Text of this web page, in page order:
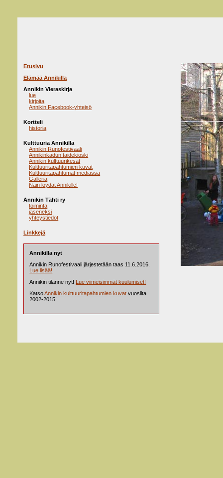
Etusivu
Elämää Annikilla
Annikin Vieraskirja
lue
kirjoita
Annikin Facebook-yhteisö
Kortteli
historia
Kulttuuria Annikilla
Annikin Runofestivaali
Annikinkadun taidekioski
Annikin kulttuurikesät
Kulttuuritapahtumien kuvat
Kulttuuritapahtumat mediassa
Galleria
Näin löydät Annikille!
Annikin Tähti ry
toiminta
jäseneksi
yhteystiedot
Linkkejä
Annikilla nyt
Annikin Runofestivaali järjestetään taas 11.6.2016.
Lue lisää!
Annikin tilanne nyt! Lue viimeisimmät kuulumiset!
KatsoAnnikin kulttuuritapahtumien kuvat vuosilta
2002-2015!